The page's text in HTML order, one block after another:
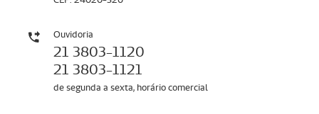
Ouvidoria
21 3803-1120
21 3803-1121
de segunda a sexta, horário comercial